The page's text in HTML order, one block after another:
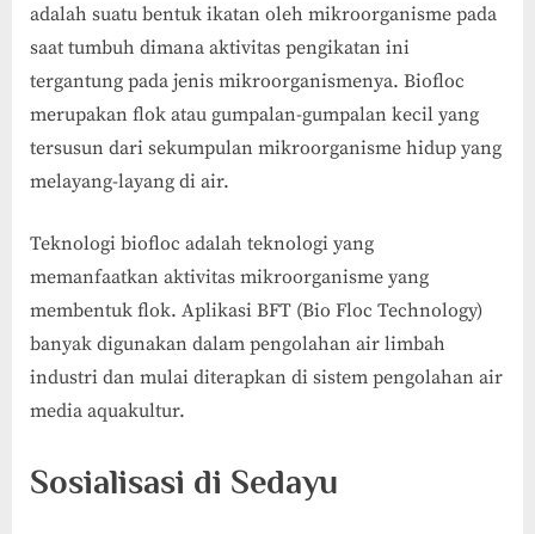
adalah suatu bentuk ikatan oleh mikroorganisme pada
saat tumbuh dimana aktivitas pengikatan ini
tergantung pada jenis mikroorganismenya. Biofloc
merupakan flok atau gumpalan-gumpalan kecil yang
tersusun dari sekumpulan mikroorganisme hidup yang
melayang-layang di air.
Teknologi biofloc adalah teknologi yang
memanfaatkan aktivitas mikroorganisme yang
membentuk flok. Aplikasi BFT (Bio Floc Technology)
banyak digunakan dalam pengolahan air limbah
industri dan mulai diterapkan di sistem pengolahan air
media aquakultur.
Sosialisasi di Sedayu